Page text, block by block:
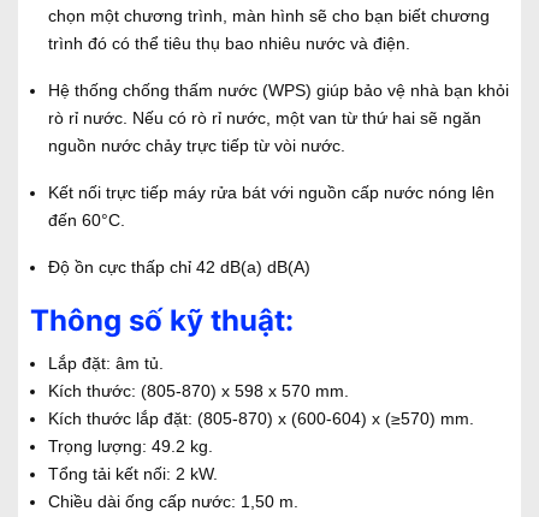
chọn một chương trình, màn hình sẽ cho bạn biết chương
trình đó có thể tiêu thụ bao nhiêu nước và điện.
Hệ thống chống thấm nước (WPS) giúp bảo vệ nhà bạn khỏi
rò rỉ nước. Nếu có rò rỉ nước, một van từ thứ hai sẽ ngăn
nguồn nước chảy trực tiếp từ vòi nước.
Kết nối trực tiếp máy rửa bát với nguồn cấp nước nóng lên
đến 60°C.
Độ ồn cực thấp chỉ 42 dB(a) dB(A)
Thông số kỹ thuật:
Lắp đặt: âm tủ.
Kích thước: (805-870) x 598 x 570 mm.
Kích thước lắp đặt: (805-870) x (600-604) x (≥570) mm.
Trọng lượng: 49.2 kg.
Tổng tải kết nối: 2 kW.
Chiều dài ống cấp nước: 1,50 m.